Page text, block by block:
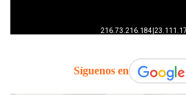
Síguenos en